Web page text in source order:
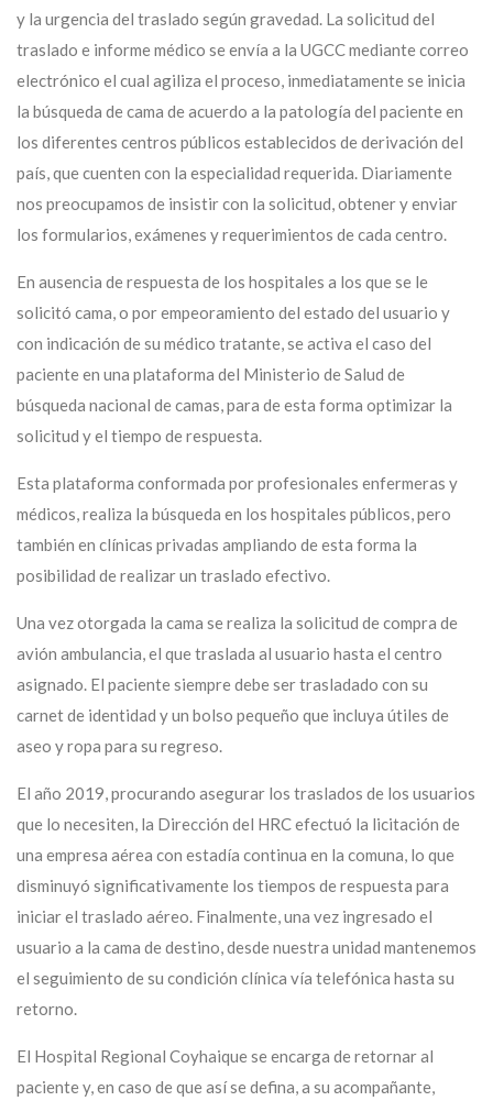
y la urgencia del traslado según gravedad. La solicitud del
traslado e informe médico se envía a la UGCC mediante correo
electrónico el cual agiliza el proceso, inmediatamente se inicia
la búsqueda de cama de acuerdo a la patología del paciente en
los diferentes centros públicos establecidos de derivación del
país, que cuenten con la especialidad requerida. Diariamente
nos preocupamos de insistir con la solicitud, obtener y enviar
los formularios, exámenes y requerimientos de cada centro.
En ausencia de respuesta de los hospitales a los que se le
solicitó cama, o por empeoramiento del estado del usuario y
con indicación de su médico tratante, se activa el caso del
paciente en una plataforma del Ministerio de Salud de
búsqueda nacional de camas, para de esta forma optimizar la
solicitud y el tiempo de respuesta.
Esta plataforma conformada por profesionales enfermeras y
médicos, realiza la búsqueda en los hospitales públicos, pero
también en clínicas privadas ampliando de esta forma la
posibilidad de realizar un traslado efectivo.
Una vez otorgada la cama se realiza la solicitud de compra de
avión ambulancia, el que traslada al usuario hasta el centro
asignado. El paciente siempre debe ser trasladado con su
carnet de identidad y un bolso pequeño que incluya útiles de
aseo y ropa para su regreso.
El año 2019, procurando asegurar los traslados de los usuarios
que lo necesiten, la Dirección del HRC efectuó la licitación de
una empresa aérea con estadía continua en la comuna, lo que
disminuyó significativamente los tiempos de respuesta para
iniciar el traslado aéreo. Finalmente, una vez ingresado el
usuario a la cama de destino, desde nuestra unidad mantenemos
el seguimiento de su condición clínica vía telefónica hasta su
retorno.
El Hospital Regional Coyhaique se encarga de retornar al
paciente y, en caso de que así se defina, a su acompañante,